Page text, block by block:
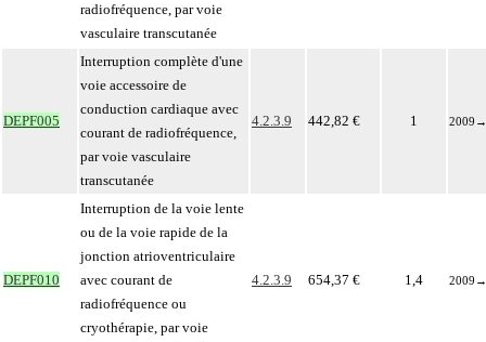
radiofréquence, par voie
vasculaire transcutanée
DEPF005
Interruption complète d'une
voie accessoire de
conduction cardiaque avec
courant de radiofréquence,
par voie vasculaire
transcutanée
4.2.3.9 442,82 € 1 2009 →
DEPF010
Interruption de la voie lente
ou de la voie rapide de la
jonction atrioventriculaire
avec courant de
radiofréquence ou
cryothérapie, par voie
4.2.3.9 654,37 € 1,4 2009 →